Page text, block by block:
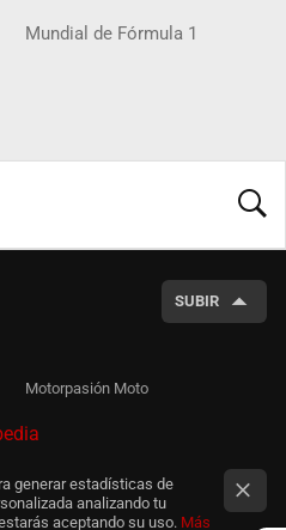
Mundial de Fórmula 1
SUBIR
Motorpasión Moto
generar estadísticas de
analizando tu
aceptando su uso. Más